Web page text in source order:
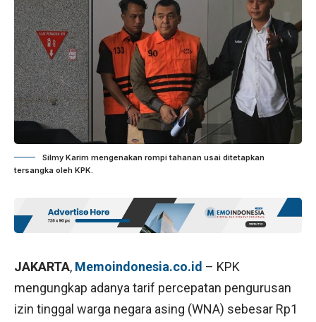
Silmy Karim mengenakan rompi tahanan usai ditetapkan
tersangka oleh KPK.
JAKARTA, Memoindonesia.co.id – KPK
mengungkap adanya tarif percepatan pengurusan
izin tinggal warga negara asing (WNA) sebesar Rp1